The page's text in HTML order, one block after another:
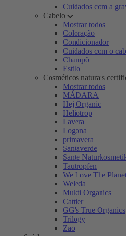
Cuidados com a
Cabelo
Mostrar todos
Coloração
Condicionador
Cuidados com o
Champô
Estilo
Cosméticos naturais
Mostrar todos
MÁDARA
Hej Organic
Heliotrop
Lavera
Logona
primavera
Santaverde
Sante
Tautropfen
We Love The Planet
Weleda
Mukti Organics
Cattier
GG's True Organics
Trilogy
Zao